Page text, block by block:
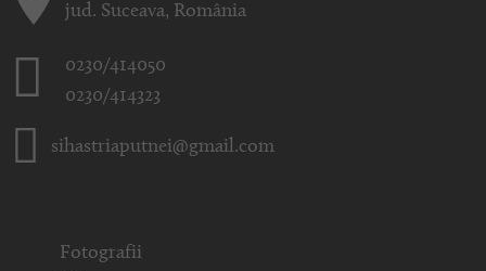
jud. Suceava, România
0230/414050
0230/414323
sihastriaputnei@gmail.com
Fotografii